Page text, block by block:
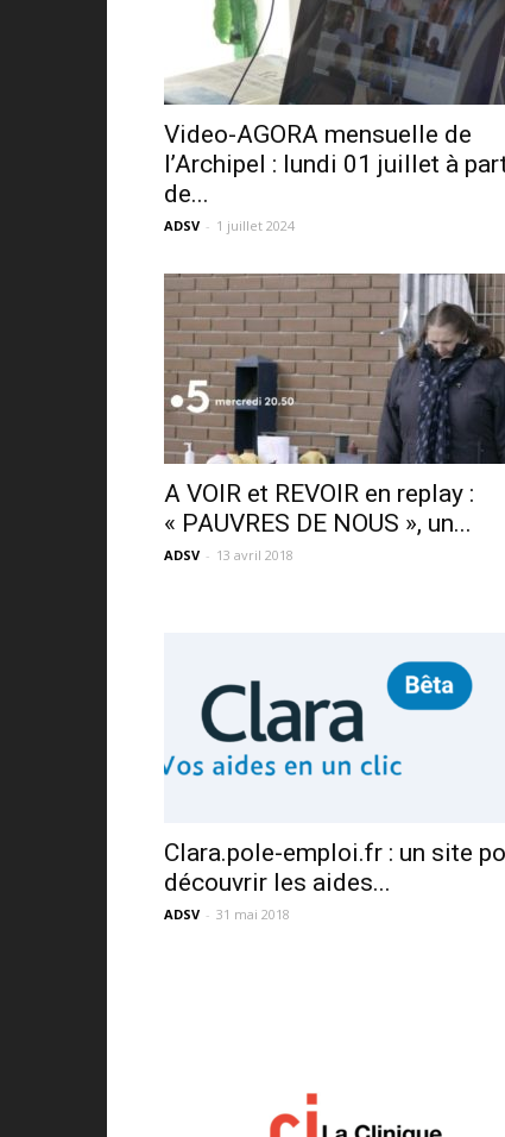
Video-AGORA mensuelle de
l’Archipel : lundi 01 juillet à
de...
ADSV - 1 juillet 2024
A VOIR et REVOIR en replay :
« PAUVRES DE NOUS », un...
ADSV - 13 avril 2018
Clara.pole-emploi.fr : un site
découvrir les aides...
ADSV - 31 mai 2018